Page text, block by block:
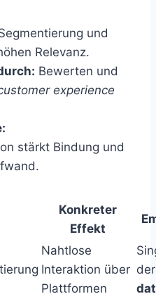
und
Relevanz.
Bewerten und
experience
stärkt Bindung und
Konkreter
Effekt
Nahtlose
Interaktion über
Plattformen